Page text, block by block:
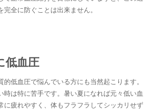
全に防ぐことは出来ません。
低血圧
低血圧で悩んでいる方にも当然起こります。
時は特に苦手です。暑い夏になれば元々低い血
に疲れやすく、体もフラフラしてシッカリせず